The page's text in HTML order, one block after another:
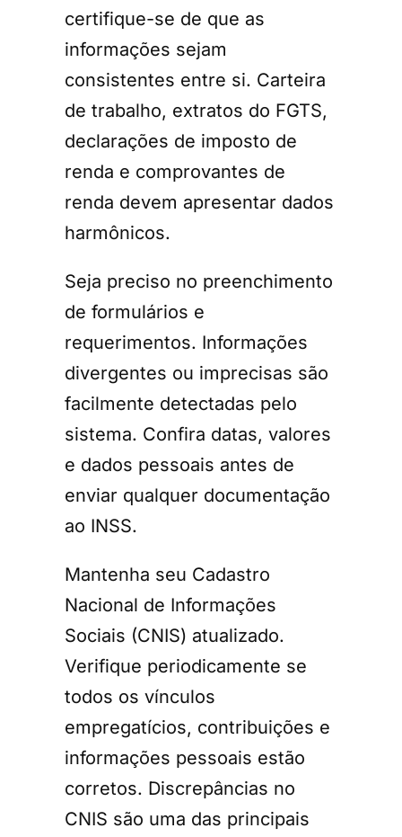
certifique-se de que as
informações sejam
consistentes entre si. Carteira
de trabalho, extratos do FGTS,
declarações de imposto de
renda e comprovantes de
renda devem apresentar dados
harmônicos.
Seja preciso no preenchimento
de formulários e
requerimentos. Informações
divergentes ou imprecisas são
facilmente detectadas pelo
sistema. Confira datas, valores
e dados pessoais antes de
enviar qualquer documentação
ao INSS.
Mantenha seu Cadastro
Nacional de Informações
Sociais (CNIS) atualizado.
Verifique periodicamente se
todos os vínculos
empregatícios, contribuições e
informações pessoais estão
corretos. Discrepâncias no
CNIS são uma das principais